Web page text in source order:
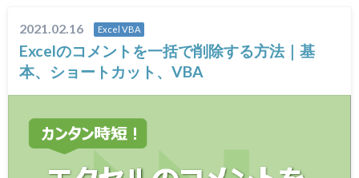
2021.02.16 Excel VBA
Excelのコメントを一括で削除する方法｜基
本、ショートカット、VBA